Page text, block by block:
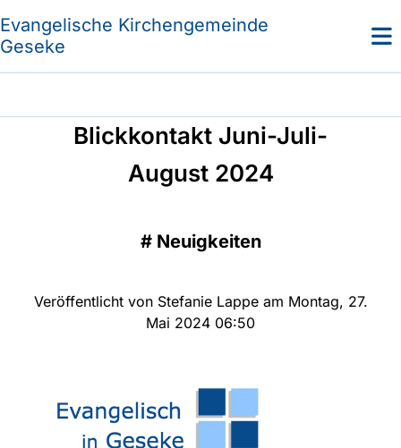
Evangelische Kirchengemeinde
Geseke
Blickkontakt Juni-Juli-
August 2024
# Neuigkeiten
Veröffentlicht von Stefanie Lappe am Montag, 27.
Mai 2024 06:50